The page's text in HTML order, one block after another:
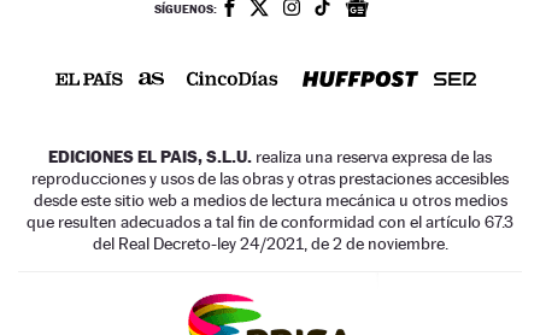
SÍGUENOS:
EDICIONES EL PAIS, S.L.U. realiza una reserva expresa de las
reproducciones y usos de las obras y otras prestaciones accesibles
desde este sitio web a medios de lectura mecánica u otros medios
que resulten adecuados a tal fin de conformidad con el artículo 67.3
del Real Decreto-ley 24/2021, de 2 de noviembre.